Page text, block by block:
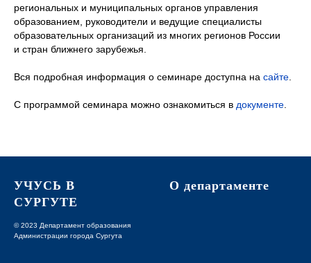
региональных и муниципальных органов управления
образованием, руководители и ведущие специалисты
образовательных организаций из многих регионов России
и стран ближнего зарубежья.
Вся подробная информация о семинаре доступна на сайте
С программой семинара можно ознакомиться в документе
УЧУСЬ В
СУРГУТЕ
© 2023 Департамент образования
Администрации города Сургута
О департаменте